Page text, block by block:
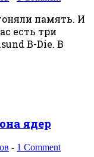
память. И
есть три
B-Die. В
ядер
- 1 Comment